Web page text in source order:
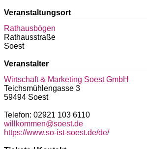
Veranstaltungsort
Rathausbögen
Rathausstraße
Soest
Veranstalter
Wirtschaft & Marketing Soest GmbH
Teichsmühlengasse 3
59494 Soest
Telefon: 02921 103 6110
willkommen@soest.de
https://www.so-ist-soest.de/de/